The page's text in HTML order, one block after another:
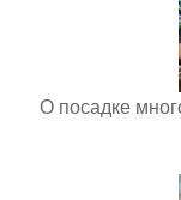
О посадке